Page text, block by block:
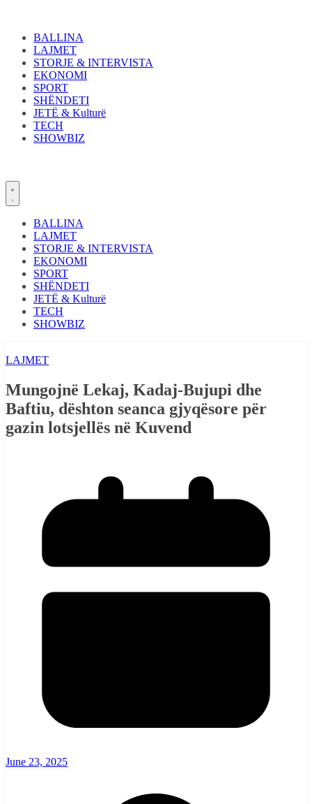
contentBALLINA
LAJMET
STORJE & INTERVISTA
EKONOMI
SPORT
SHËNDETI
JETË & Kulturë
TECH
SHOWBIZ
BALLINA
LAJMET
STORJE & INTERVISTA
EKONOMI
SPORT
SHËNDETI
JETË & Kulturë
TECH
SHOWBIZ
LAJMET
Mungojnë Lekaj, Kadaj-Bujupi dhe
Baftiu, dështon seanca gjyqësore për
gazin lotsjellës në Kuvend
June 23, 2025